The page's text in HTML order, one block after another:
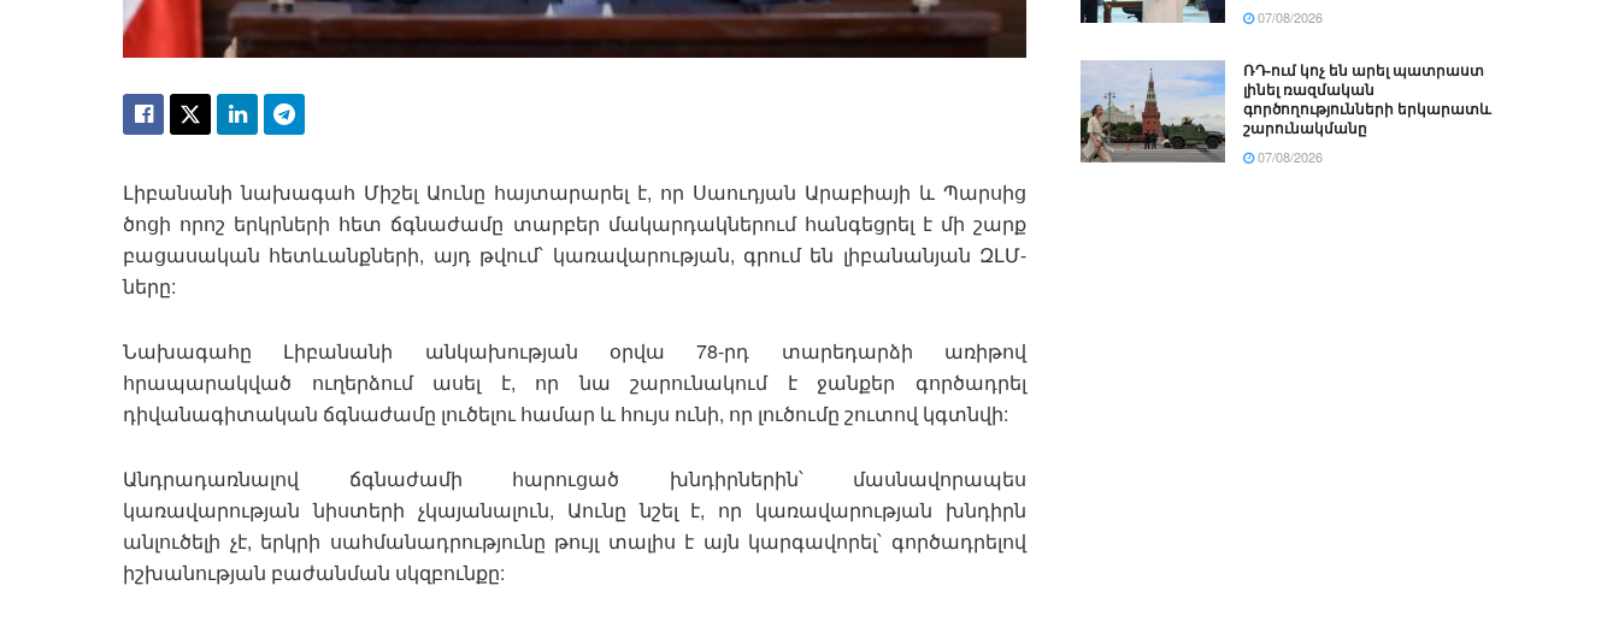
Լիբանանի նախագահ Միշել Աունը հայտարարել է, որ Սաուդյան Արաբիայի և Պարսից
ծոցի որոշ երկրների հետ ճգնաժամը տարբեր մակարդակներում հանգեցրել է մի շարք
բացասական հետևանքների, այդ թվում՝ կառավարության, գրում են լիբանանյան ԶԼՄ-
ները:
Նախագահը Լիբանանի անկախության օրվա 78-րդ տարեդարձի առիթով
հրապարակված ուղերձում ասել է, որ նա շարունակում է ջանքեր գործադրել
դիվանագիտական ճգնաժամը լուծելու համար և հույս ունի, որ լուծումը շուտով կգտնվի:
Անդրադառնալով ճգնաժամի հարուցած խնդիրներին՝ մասնավորապես
կառավարության նիստերի չկայանալուն, Աունը նշել է, որ կառավարության խնդիրն
անլուծելի չէ, երկրի սահմանադրությունը թույլ տալիս է այն կարգավորել՝ գործադրելով
իշխանության բաժանման սկզբունքը:
07/08/2026
ՌԴ-ում կոչ են արել պատրաստ
լինել ռազմական
գործողությունների երկարատև
շարունակմանը
07/08/2026